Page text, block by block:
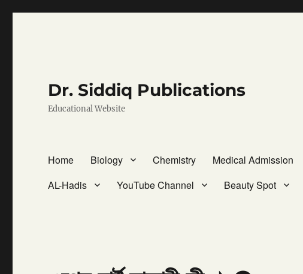
Dr. Siddiq Publications
Educational Website
Home Biology Chemistry Medical Admission
AL-Hadis
YouTube Channel Beauty Spot